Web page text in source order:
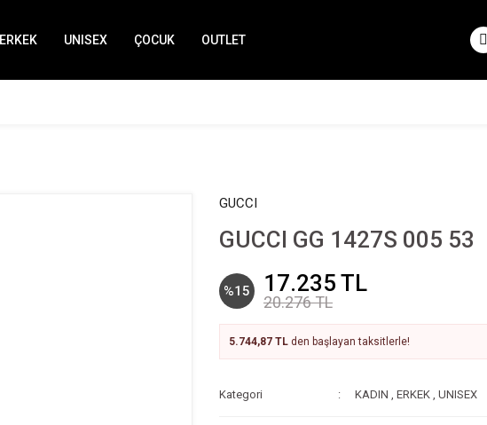
ERKEK UNISEX ÇOCUK OUTLET
GUCCI
GUCCI GG 1427S 005 53
%15 17.235 TL
20.276 TL
5.744,87 TL den başlayan taksitlerle!
Kategori KADIN , ERKEK , UNISEX